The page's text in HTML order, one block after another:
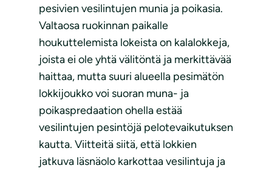
pesivien vesilintujen munia ja poikasia.
Valtaosa ruokinnan paikalle
houkuttelemista lokeista on kalalokkeja,
joista ei ole yhtä välitöntä ja merkittävää
haittaa, mutta suuri alueella pesimätön
lokkijoukko voi suoran muna- ja
poikaspredaation ohella estää
vesilintujen pesintöjä pelotevaikutuksen
kautta. Viitteitä siitä, että lokkien
jatkuva läsnäolo karkottaa vesilintuja ja